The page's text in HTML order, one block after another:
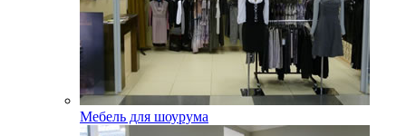
Мебель для шоурума